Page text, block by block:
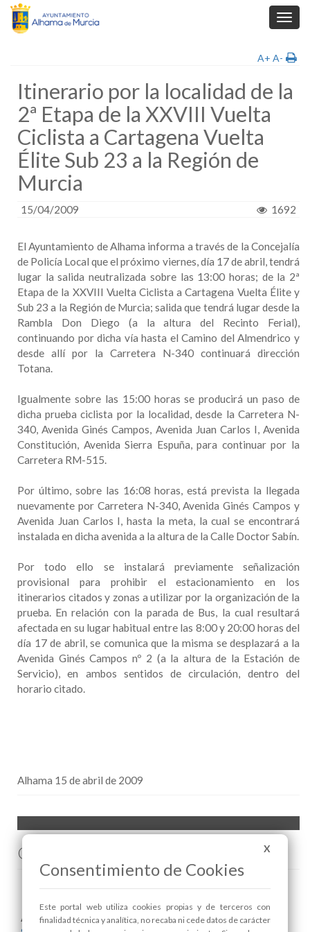
A+ A-
Itinerario por la localidad de la
2ª Etapa de la XXVIII Vuelta
Ciclista a Cartagena Vuelta
Élite Sub 23 a la Región de
Murcia
15/04/2009 1692
El Ayuntamiento de Alhama informa a través de la Concejalía
de Policía Local que el próximo viernes, día 17 de abril, tendrá
lugar la salida neutralizada sobre las 13:00 horas; de la 2ª
Etapa de la XXVIII Vuelta Ciclista a Cartagena Vuelta Élite y
Sub 23 a la Región de Murcia; salida que tendrá lugar desde la
Rambla Don Diego (a la altura del Recinto Ferial),
continuando por dicha vía hasta el Camino del Almendrico y
desde allí por la Carretera N-340 continuará dirección
Totana.
Igualmente sobre las 15:00 horas se producirá un paso de
dicha prueba ciclista por la localidad, desde la Carretera N-
340, Avenida Ginés Campos, Avenida Juan Carlos I, Avenida
Constitución, Avenida Sierra Espuña, para continuar por la
Carretera RM-515.
Por último, sobre las 16:08 horas, está prevista la llegada
nuevamente por Carretera N-340, Avenida Ginés Campos y
Avenida Juan Carlos I, hasta la meta, la cual se encontrará
instalada en dicha avenida a la altura de la Calle Doctor Sabín.
Por todo ello se instalará previamente señalización
provisional para prohibir el estacionamiento en los
itinerarios citados y zonas a utilizar por la organización de la
prueba. En relación con la parada de Bus, la cual resultará
afectada en su lugar habitual entre las 8:00 y 20:00 horas del
día 17 de abril, se comunica que la misma se desplazará a la
Avenida Ginés Campos nº 2 (a la altura de la Estación de
Servicio), en ambos sentidos de circulación, dentro del
horario citado.
Alhama 15 de abril de 2009
Comenta esta noticia en Facebook
Areas relacionadas:
X
Consentimiento de Cookies
Este portal web utiliza cookies propias y de terceros con
finalidad técnica y analítica, no recaba ni cede datos de carácter